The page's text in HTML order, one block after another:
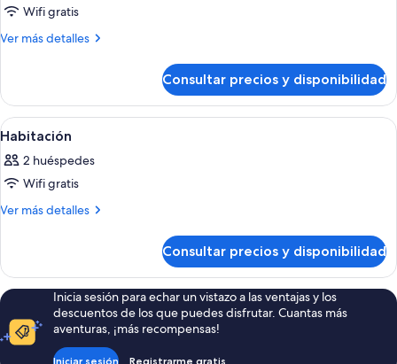
fotos
de
Wifi gratis
Ver más detalles
Más
Consultar precios y disponibilidad
Abrir
todas
las
fotos
de
Habitación de hotel con una cama,
11
Habitación
2 huéspedes
Wifi gratis
Ver más detalles
Más
Consultar precios y disponibilidad
Inicia sesión para echar un vistazo a las ventajas y los
descuentos de los que puedes disfrutar. Cuantas más
aventuras, ¡más recompensas!
Iniciar sesión Registrarme gratis